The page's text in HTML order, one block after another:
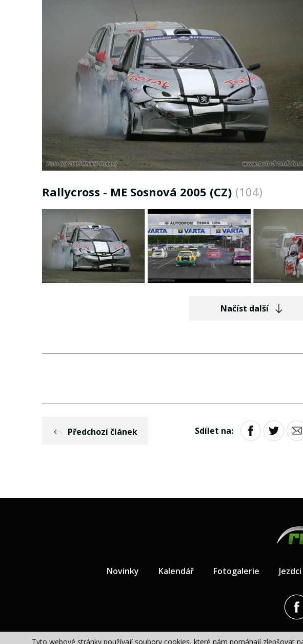
Tyto webové stránky používají soubory cookies, které nám pomáhají zlepšovat
Rallycross - ME Sosnová 2005 (CZ) (104)
Načíst další
Předchozí článek Sdílet na:
Novinky Kalendář Fotogalerie Jezdci